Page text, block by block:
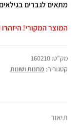
מתאים לגברים בגילאים 18-65.
המוצר המקורי! היזהרו
מק"ט: 160210
קטגוריה: מתנות ושונות
תיאור